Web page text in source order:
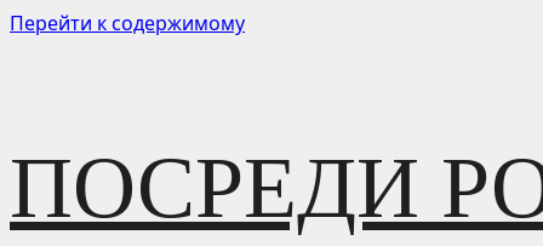
Перейти к содержимому
ПОСРЕДИ